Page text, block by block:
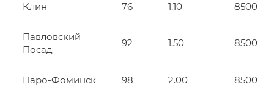
Клин 76 1.10 8500
Павловский
Посад
92 1.50 8500
Наро-Фоминск 98 2.00 8500